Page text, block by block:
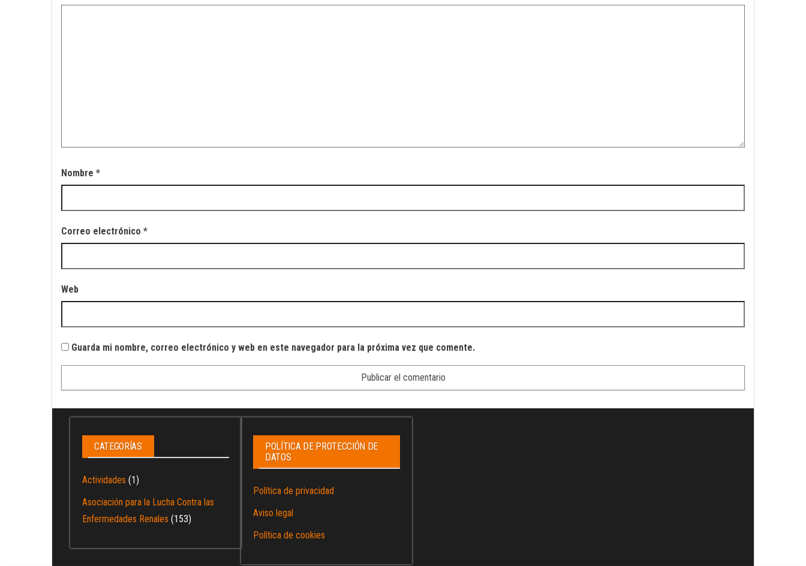
Nombre *
Correo electrónico *
Web
Guarda mi nombre, correo electrónico y web en este navegador para la próxima vez que comente.
CATEGORÍAS
Actividades (1)
Asociación para la Lucha Contra las
Enfermedades Renales (153)
POLÍTICA DE PROTECCIÓN DE
DATOS
Política de privacidad
Aviso legal
Política de cookies